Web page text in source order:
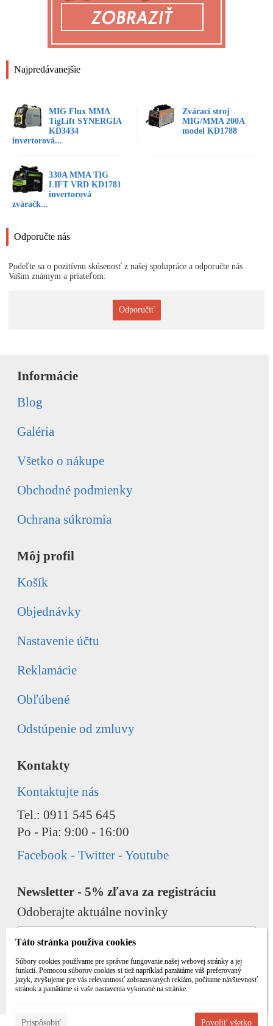
Najpredávanejšie
MIG Flux MMA
TigLift SYNERGIA
KD3434
invertorová...
Zvárací stroj
MIG/MMA 200A
model KD1788
330A MMA TIG
LIFT VRD KD1781
invertorová
zváračk...
Odporučte nás
Podeľte sa o pozitívnu skúsenosť z našej spolupráce a odporučte nás
Vašim známym a priateľom:
Odporučiť
Informácie
Blog
Galéria
Všetko o nákupe
Obchodné podmienky
Ochrana súkromia
Môj profil
Košík
Objednávky
Nastavenie účtu
Reklamácie
Obľúbené
Odstúpenie od zmluvy
Kontakty
Kontaktujte nás
Tel.: 0911 545 645
Po - Pia: 9:00 - 16:00
Facebook - Twitter - Youtube
Newsletter - 5% zľava za registráciu
Odoberajte aktuálne novinky
Odobrať Pridať
Táto stránka používa cookies
Súbory cookies používame pre správne fungovanie našej webovej stránky a jej
funkcií. Pomocou súborov cookies si tiež napríklad pamätáme váš preferovaný
jazyk, zvyšujeme pre vás relevantnosť zobrazovaných reklám, počítame návštevnosť
stránok a pamätáme si vaše nastavenia vykonané na stránke.
Prispôsobiť Povoliť všetko